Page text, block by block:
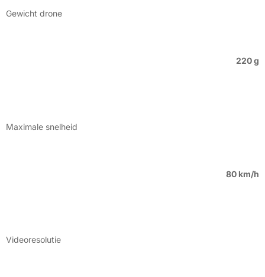
Gewicht drone
220 g
Maximale snelheid
80 km/h
Videoresolutie